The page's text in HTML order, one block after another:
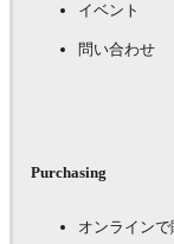
イベント
問い合わせ
Purchasing
オンラインで